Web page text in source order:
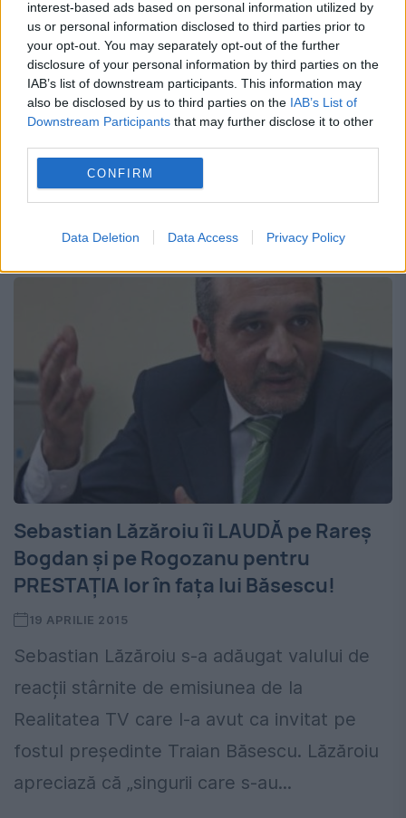
interest-based ads based on personal information utilized by
us or personal information disclosed to third parties prior to
your opt-out. You may separately opt-out of the further
disclosure of your personal information by third parties on the
IAB’s list of downstream participants. This information may
also be disclosed by us to third parties on the IAB’s List of
Downstream Participants that may further disclose it to other
CONFIRM
Data Deletion Data Access Privacy Policy
Realitatea TV: ”Mi-am dat seama că
este o capcană şi am tratat-o ca atare”
19 APRILIE 2015
Fostul președinte Traian Băsescu a relatat
de vineri în care s-a aflat în postura de a
riposta de unul singur atacului venit din
partea...
Sebastian Lăzăroiu îi LAUDĂ pe Rareș
Bogdan și pe Rogozanu pentru
PRESTAȚIA lor în fața lui Băsescu!
19 APRILIE 2015
Sebastian Lăzăroiu s-a adăugat valului de
reacții stârnite de emisiunea de la
Realitatea TV care l-a avut ca invitat pe
fostul președinte Traian Băsescu. Lăzăroiu
apreciază că „singurii care s-au...